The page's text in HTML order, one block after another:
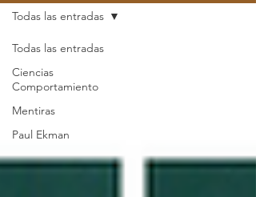
Todas las entradas
Ciencias
Comportamiento
Mentiras
Paul Ekman
Todas las entradas